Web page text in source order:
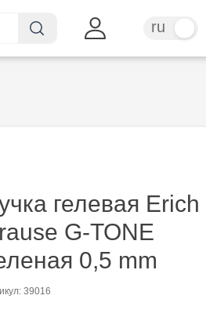
ru
гелевая Erich
G-TONE
0,5 mm
39016